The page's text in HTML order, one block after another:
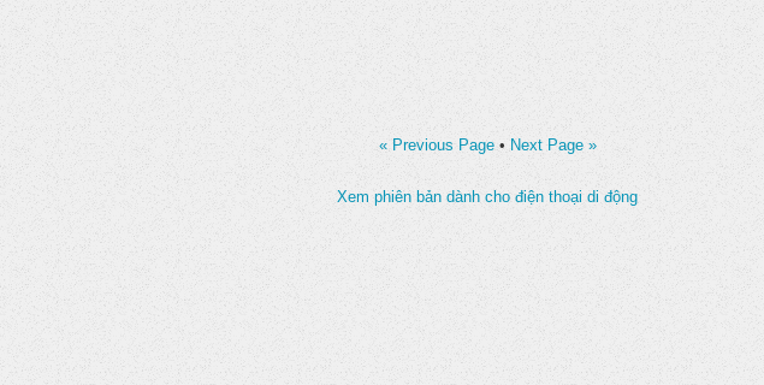
« Previous Page • Next Page »
Xem phiên bản dành cho điện thoại di động